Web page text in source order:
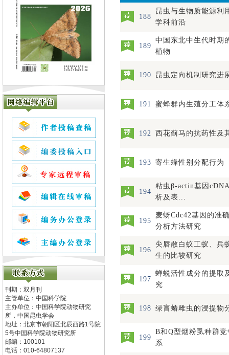
刊期：双月刊
主管单位： 中国科学院
主办单位： 中国科学院动物研究
所，中国昆虫学会
地址： 北京市朝阳区北辰西路1号院
5号中国科学院动物研究所
邮编： 100101
电话： 010-64807137
188
昆虫与生物质能源利
学科前沿
189
中国东北中生代时期
植物
190 昆虫定向机制研究进
191 蜜蜂群内生殖分工体
192 西花蓟马的抗药性及
193 寄生蜂性别分配行为
194
粘虫β-actin基因
析及表...
195
麦蚜Cdc42基因的准
分析方法研究
196
尖唇散白蚁工蚁、兵
生的比较研究
197
蝉蜕活性成分的提取
究
198 绿盲蝽雌虫的浸提物
199
B和Q型烟粉虱种群
系